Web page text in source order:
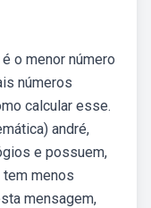
o menor número
números
calcular esse.
andré,
e possuem,
menos
mensagem,